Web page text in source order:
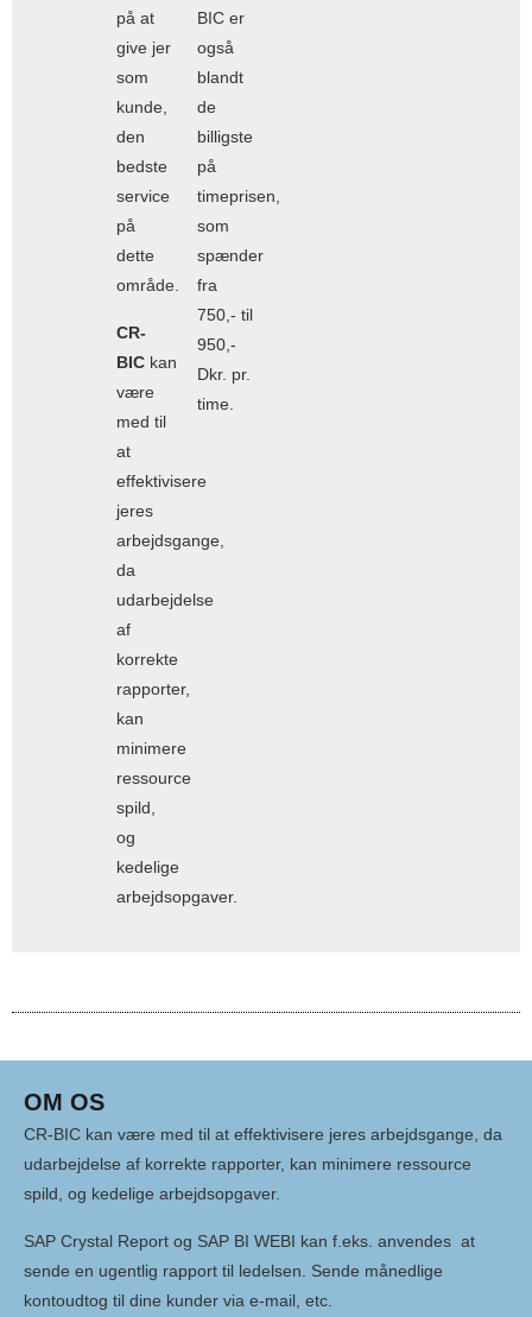
på at
give jer
som
kunde,
den
bedste
service
på
dette
område.
CR-
BIC kan
være
med til
at
effektivisere
jeres
arbejdsgange,
da
udarbejdelse
af
korrekte
rapporter,
kan
minimere
ressource
spild,
og
kedelige
arbejdsopgaver.
BIC er
også
blandt
de
billigste
på
timeprisen,
som
spænder
fra
750,- til
950,-
Dkr. pr.
time.
OM OS
CR-BIC kan være med til at effektivisere jeres arbejdsgange, da
udarbejdelse af korrekte rapporter, kan minimere ressource
spild, og kedelige arbejdsopgaver.
SAP Crystal Report og SAP BI WEBI kan f.eks. anvendes at
sende en ugentlig rapport til ledelsen. Sende månedlige
kontoudtog til dine kunder via e-mail, etc.